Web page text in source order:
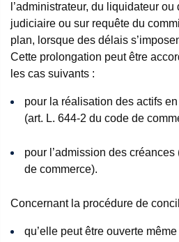
l’administrateur, du liquidateur
judiciaire ou sur requête du
plan, lorsque des délais
Cette prolongation peut être
les cas suivants :
pour la réalisation des actifs
(art. L. 644-2 du code de
pour l’admission des
de commerce).
Concernant la procédure de
qu’elle peut être ouverte